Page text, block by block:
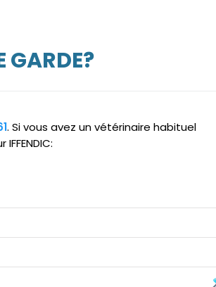
GARDE?
. Si vous avez un vétérinaire habituel